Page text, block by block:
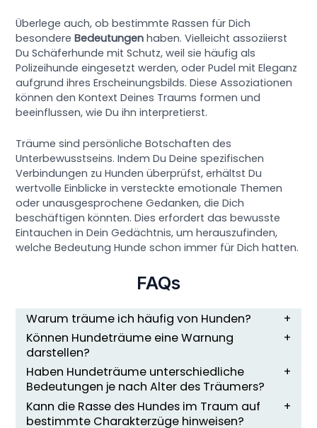
Überlege auch, ob bestimmte Rassen für Dich
besondereBedeutungen haben. Vielleicht assoziierst
Du Schäferhunde mit Schutz, weil sie häufig als
Polizeihunde eingesetzt werden, oder Pudel mit Eleganz
aufgrund ihres Erscheinungsbilds. Diese Assoziationen
können den Kontext Deines Traums formen und
beeinflussen, wie Du ihn interpretierst.
Träume sind persönliche Botschaften des
Unterbewusstseins. Indem Du Deine spezifischen
Verbindungen zu Hunden überprüfst, erhältst Du
wertvolle Einblicke in versteckte emotionale Themen
oder unausgesprochene Gedanken, die Dich
beschäftigen könnten. Dies erfordert das bewusste
Eintauchen in Dein Gedächtnis, um herauszufinden,
welche Bedeutung Hunde schon immer für Dich hatten.
FAQs
Warum träume ich häufig von Hunden?
Können Hundeträume eine Warnung
darstellen?
Haben Hundeträume unterschiedliche
Bedeutungen je nach Alter des Träumers?
Kann die Rasse des Hundes im Traum auf
bestimmte Charakterzüge hinweisen?